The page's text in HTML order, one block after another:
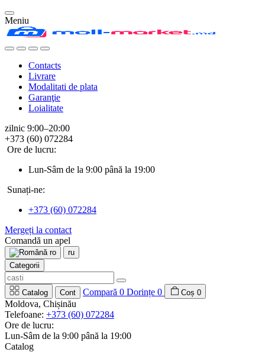
Meniu
Contacts
Livrare
Modalitati de plata
Garanţie
Loialitate
zilnic 9:00–20:00
+373 (60) 072284
Ore de lucru:
Lun-Sâm de la 9:00 până la 19:00
Sunați-ne:
+373 (60) 072284
Mergeți la contact
Comandă un apel
ro
ru
Categorii
Catalog Cont Compară 0 Dorințe 0 Coș 0
Moldova, Chișinău
Telefoane: +373 (60) 072284
Ore de lucru:
Lun-Sâm de la 9:00 până la 19:00
Catalog